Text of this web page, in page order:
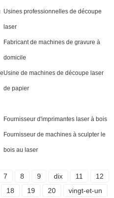
Usines professionnelles de découpe
laser
Fabricant de machines de gravure à
domicile
Usine de machines de découpe laser
de papier
Fournisseur d'imprimantes laser à bois
Fournisseur de machines à sculpter le
bois au laser
7 8 9 dix 11
12
18 19 20
vingt-et-un